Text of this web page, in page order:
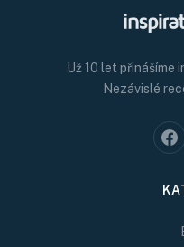
Už 10 let přinášíme
Nezávislé